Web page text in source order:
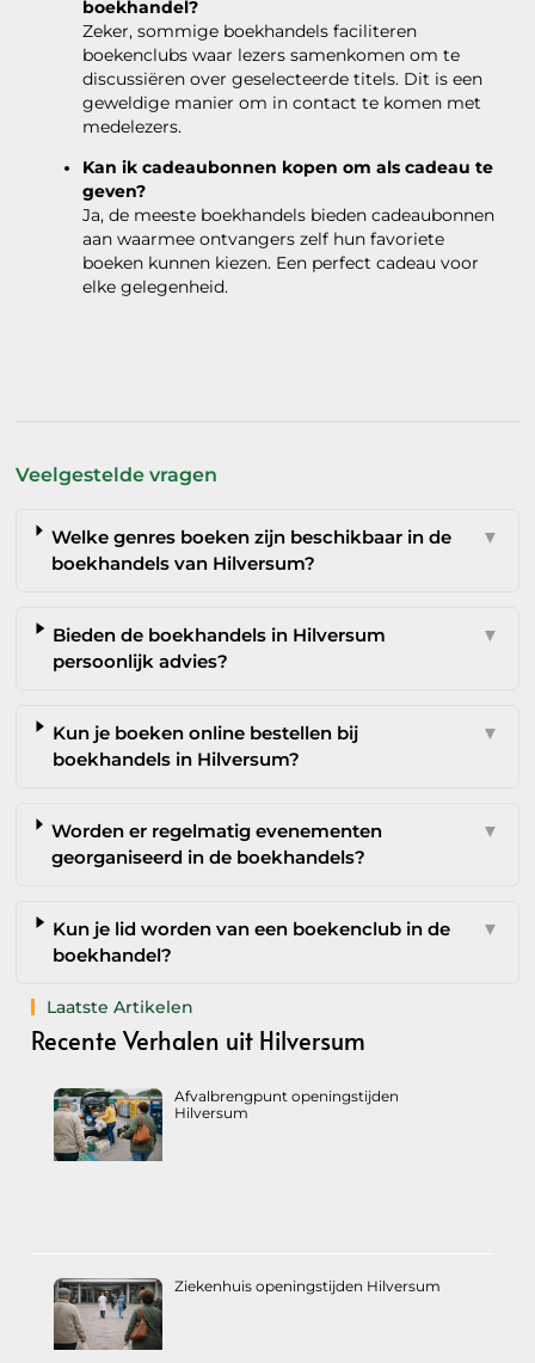
boekhandel?
Zeker, sommige boekhandels faciliteren
boekenclubs waar lezers samenkomen om te
discussiëren over geselecteerde titels. Dit is een
geweldige manier om in contact te komen met
medelezers.
Kan ik cadeaubonnen kopen om als cadeau te
geven?
Ja, de meeste boekhandels bieden cadeaubonnen
aan waarmee ontvangers zelf hun favoriete
boeken kunnen kiezen. Een perfect cadeau voor
elke gelegenheid.
Veelgestelde vragen
Welke genres boeken zijn beschikbaar in de
boekhandels van Hilversum?
▼
Bieden de boekhandels in Hilversum
persoonlijk advies?
▼
Kun je boeken online bestellen bij
boekhandels in Hilversum?
▼
Worden er regelmatig evenementen
georganiseerd in de boekhandels?
▼
Kun je lid worden van een boekenclub in de
boekhandel?
▼
Laatste Artikelen
Recente Verhalen uit Hilversum
Afvalbrengpunt openingstijden
Hilversum
Ziekenhuis openingstijden Hilversum